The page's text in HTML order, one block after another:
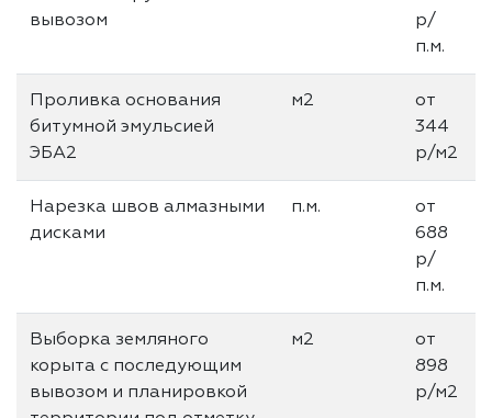
вывозом
р/
п.м.
Проливка основания
битумной эмульсией
ЭБА2
м2
от
344
р/м2
Нарезка швов алмазными
дисками
п.м.
от
688
р/
п.м.
Выборка земляного
корыта с последующим
вывозом и планировкой
м2
от
898
р/м2